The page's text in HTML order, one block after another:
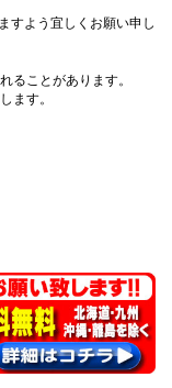
すよう宜しくお願い申し
ることがあります。
ます。